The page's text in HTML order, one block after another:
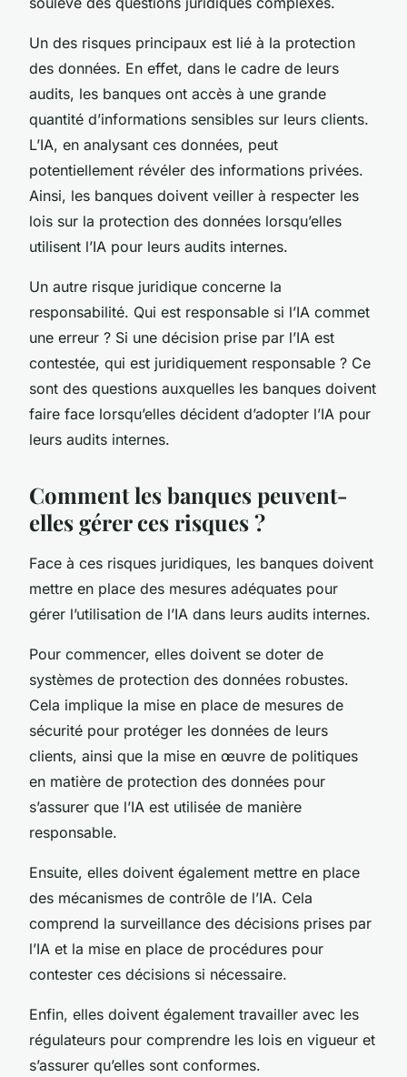
Un des risques principaux est lié à la protection
des données. En effet, dans le cadre de leurs
audits, les banques ont accès à une grande
quantité d’informations sensibles sur leurs clients.
L’IA, en analysant ces données, peut
potentiellement révéler des informations privées.
Ainsi, les banques doivent veiller à respecter les
lois sur la protection des données lorsqu’elles
utilisent l’IA pour leurs audits internes.
Un autre risque juridique concerne la
responsabilité. Qui est responsable si l’IA commet
une erreur ? Si une décision prise par l’IA est
contestée, qui est juridiquement responsable ? Ce
sont des questions auxquelles les banques doivent
faire face lorsqu’elles décident d’adopter l’IA pour
leurs audits internes.
Comment les banques peuvent-
elles gérer ces risques ?
Face à ces risques juridiques, les banques doivent
mettre en place des mesures adéquates pour
gérer l’utilisation de l’IA dans leurs audits internes.
Pour commencer, elles doivent se doter de
systèmes de protection des données robustes.
Cela implique la mise en place de mesures de
sécurité pour protéger les données de leurs
clients, ainsi que la mise en œuvre de politiques
en matière de protection des données pour
s’assurer que l’IA est utilisée de manière
responsable.
Ensuite, elles doivent également mettre en place
des mécanismes de contrôle de l’IA. Cela
comprend la surveillance des décisions prises par
l’IA et la mise en place de procédures pour
contester ces décisions si nécessaire.
Enfin, elles doivent également travailler avec les
régulateurs pour comprendre les lois en vigueur et
s’assurer qu’elles sont conformes.